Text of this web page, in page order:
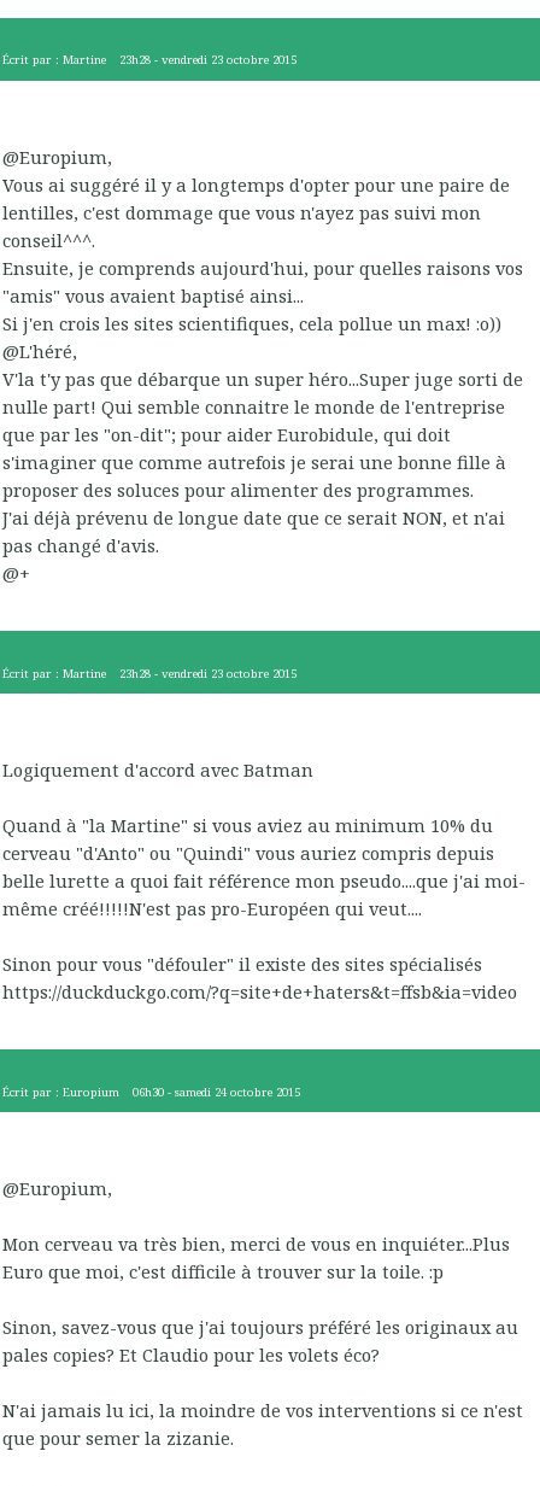
Écrit par : Martine 23h28 -vendredi 23 octobre 2015
@Europium,
Vous ai suggéré il y a longtemps d'opter pour une paire de
lentilles, c'est dommage que vous n'ayez pas suivi mon
conseil^^^.
Ensuite, je comprends aujourd'hui, pour quelles raisons vos
"amis" vous avaient baptisé ainsi...
Si j'en crois les sites scientifiques, cela pollue un max! :o))
@L'héré,
V'la t'y pas que débarque un super héro...Super juge sorti de
nulle part! Qui semble connaitre le monde de l'entreprise
que par les "on-dit"; pour aider Eurobidule, qui doit
s'imaginer que comme autrefois je serai une bonne fille à
proposer des soluces pour alimenter des programmes.
J'ai déjà prévenu de longue date que ce serait NON, et n'ai
pas changé d'avis.
@+
Écrit par : Martine 23h28 -vendredi 23 octobre 2015
Logiquement d'accord avec Batman
Quand à "la Martine" si vous aviez au minimum 10% du
cerveau "d'Anto" ou "Quindi" vous auriez compris depuis
belle lurette a quoi fait référence mon pseudo....que j'ai moi-
même créé!!!!!N'est pas pro-Européen qui veut....
Sinon pour vous "défouler" il existe des sites spécialisés
https://duckduckgo.com/?q=site+de+haters&t=ffsb&ia=video
Écrit par : Europium 06h30 -samedi 24 octobre 2015
@Europium,
Mon cerveau va très bien, merci de vous en inquiéter...Plus
Euro que moi, c'est difficile à trouver sur la toile. :p
Sinon, savez-vous que j'ai toujours préféré les originaux au
pales copies? Et Claudio pour les volets éco?
N'ai jamais lu ici, la moindre de vos interventions si ce n'est
que pour semer la zizanie.